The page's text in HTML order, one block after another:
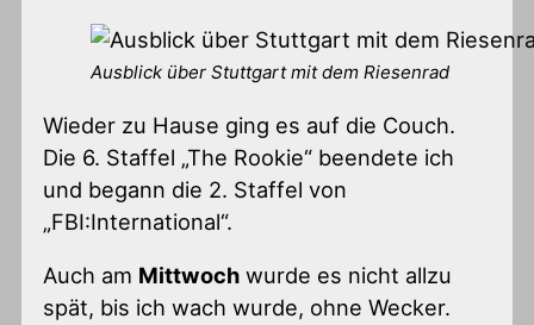
Ausblick über Stuttgart mit dem Riesenrad
Wieder zu Hause ging es auf die Couch.
Die 6. Staffel „The Rookie“ beendete ich
und begann die 2. Staffel von
„FBI:International“.
Auch am Mittwoch wurde es nicht allzu
spät, bis ich wach wurde, ohne Wecker.